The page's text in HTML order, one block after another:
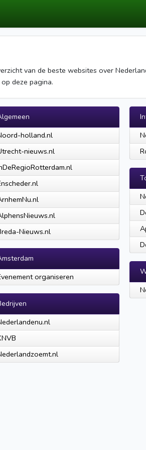
van de beste websites over
deze pagina.
holland.nl
nieuws.nl
Nieuws.nl
organiseren